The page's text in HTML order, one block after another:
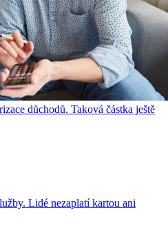
důchodů. Taková částka ještě
Lidé nezaplatí kartou ani